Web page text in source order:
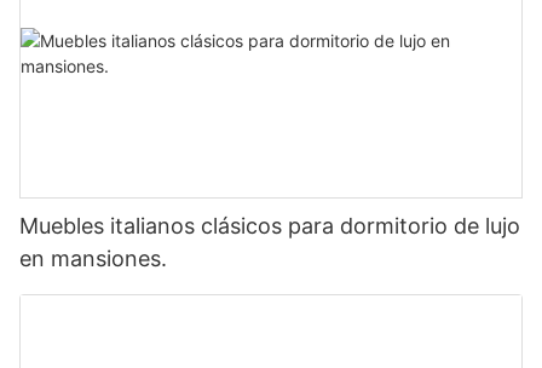
Muebles italianos clásicos para dormitorio de lujo
en mansiones.